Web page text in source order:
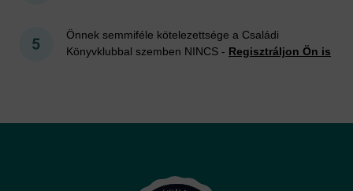
Önnek semmiféle kötelezettsége a Családi
Könyvklubbal szemben NINCS - Regisztráljon Ön is